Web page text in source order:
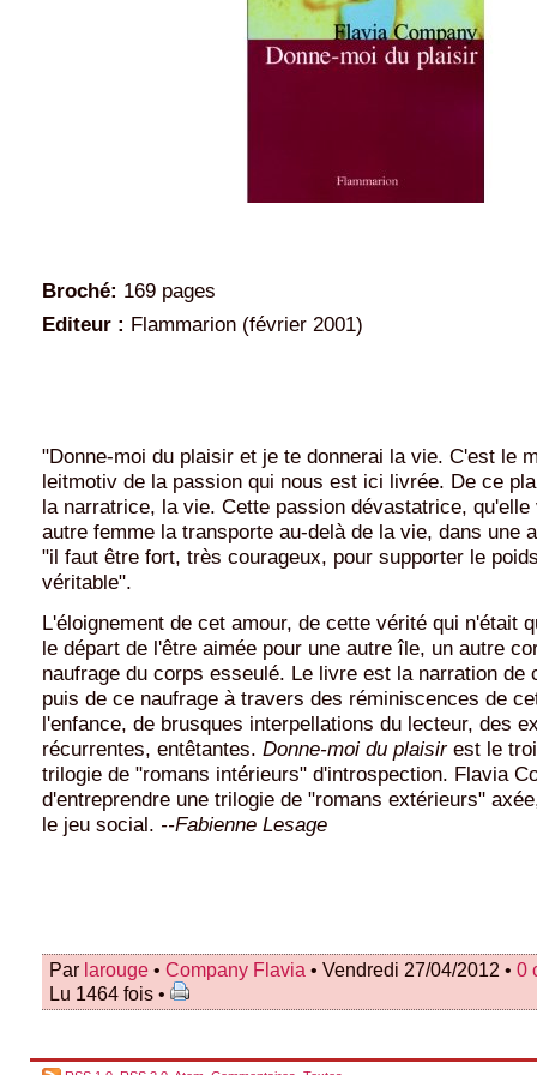
Broché: 169 pages
Editeur : Flammarion (février 2001)
"Donne-moi du plaisir et je te donnerai la vie. C'est le
leitmotiv de la passion qui nous est ici livrée. De ce
la narratrice, la vie. Cette passion dévastatrice, qu'elle
autre femme la transporte au-delà de la vie, dans une
"il faut être fort, très courageux, pour supporter le
véritable".
L'éloignement de cet amour, de cette vérité qui n'était
le départ de l'être aimée pour une autre île, un autre
naufrage du corps esseulé. Le livre est la narration de
puis de ce naufrage à travers des réminiscences de
l'enfance, de brusques interpellations du lecteur, des
récurrentes, entêtantes. Donne-moi du plaisirest le
trilogie de "romans intérieurs" d'introspection. Flavia
d'entreprendre une trilogie de "romans extérieurs"
le jeu social. --Fabienne Lesage
Par larouge • Company Flavia • Vendredi 27/04/2012 • 0
Lu 1464 fois •